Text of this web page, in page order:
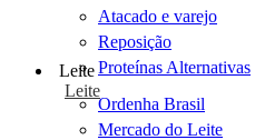
Atacado e varejo
Reposição
Proteínas Alternativas
Leite
Leite
Ordenha Brasil
Mercado do Leite